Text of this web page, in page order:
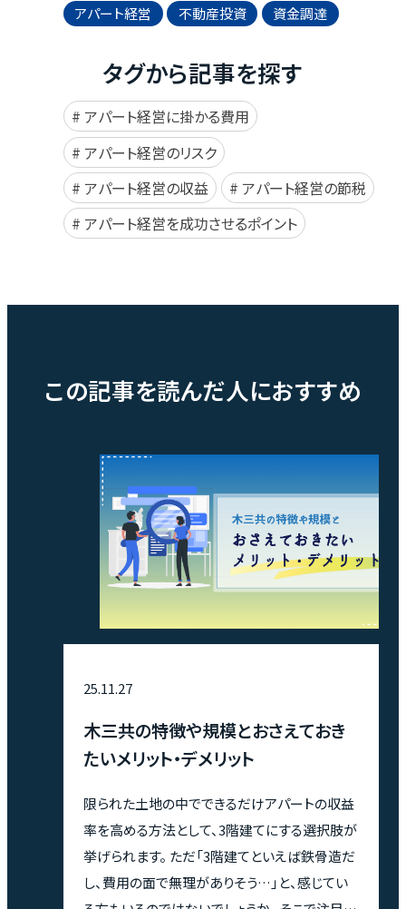
アパート経営 不動産投資 資金調達
タグから記事を探す
アパート経営に掛かる費用
アパート経営のリスク
アパート経営の収益
アパート経営の節税
アパート経営を成功させるポイント
この記事を読んだ人におすすめ
25.11.27
木三共の特徴や規模とおさえておき
たいメリット・デメリット
限られた土地の中でできるだけアパートの収益
率を高める方法として、3階建てにする選択肢が
挙げられます。 ただ「3階建てといえば鉄骨造だ
し、費用の面で無理がありそう…」と、感じてい